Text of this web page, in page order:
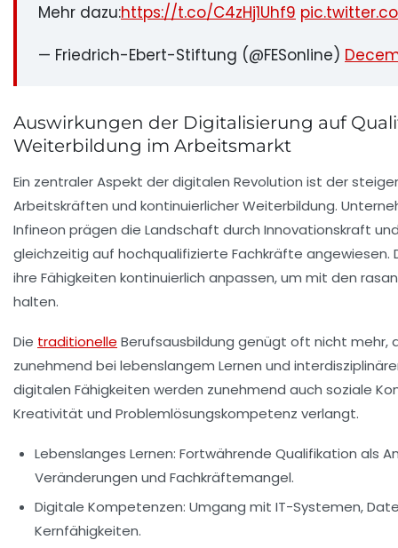
Mehr dazu:https://t.co/C4zHj1Uhf9
— Friedrich-Ebert-Stiftung (@FESonline)
Auswirkungen der Digitalisierung auf
Weiterbildung im Arbeitsmarkt
Ein zentraler Aspekt der digitalen Revolution ist der
Arbeitskräften und kontinuierlicher Weiterbildung.
Infineon prägen die Landschaft durch Innovationskraft
gleichzeitig auf hochqualifizierte Fachkräfte angewiesen.
ihre Fähigkeiten kontinuierlich anpassen, um mit den
halten.
Die traditionelle Berufsausbildung genügt oft nicht mehr,
zunehmend bei lebenslangem Lernen und
digitalen Fähigkeiten werden zunehmend auch soziale
Kreativität und Problemlösungskompetenz verlangt.
Lebenslanges Lernen: Fortwährende Qualifikation als
Veränderungen und Fachkräftemangel.
Digitale Kompetenzen: Umgang mit IT-Systemen,
Kernfähigkeiten.